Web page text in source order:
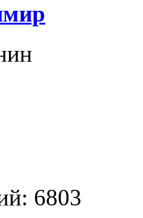
6803